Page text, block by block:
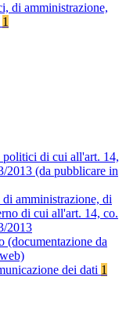
di amministrazione,
1
di cui all'art. 14,
2013 (da pubblicare in
amministrazione, di
di cui all'art. 14, co.
2013
(documentazione da
dei dati 1